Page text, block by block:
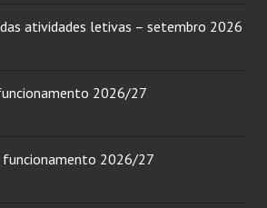
atividades letivas – setembro 2026
2026/27
funcionamento 2026/27